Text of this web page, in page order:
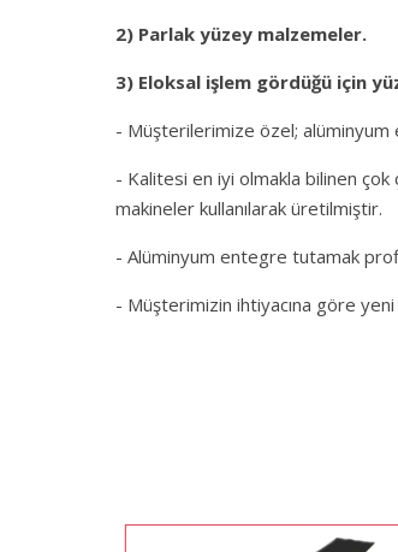
2) Parlak yüzey malzemeler.
3) Eloksal işlem gördüğü için
- Müşterilerimize özel;
- Kalitesi en iyi olmakla bilinen
makineler kullanılarak üretilmiştir.
- Alüminyum entegre tutamak
- Müşterimizin ihtiyacına göre